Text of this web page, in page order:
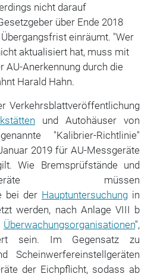
nicht darauf
über Ende 2018
einräumt. "Wer
aktualisiert hat, muss mit
AU-Anerkennung durch die
Harald Hahn.
Verkehrsblattveröffentlichung
und Autohäuser von
"Kalibrier-Richtlinie"
2019 für AU-Messgeräte
Wie Bremsprüfstände und
müssen
bei der Hauptuntersuchung in
werden, nach Anlage VIII b
Überwachungsorganisationen",
sein. Im Gegensatz zu
Scheinwerfereinstellgeräten
der Eichpflicht, sodass ab